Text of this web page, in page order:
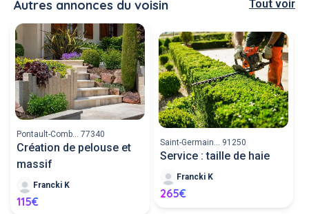
Autres annonces du voisin Tout voir
Pontault-Comb... 77340
Création de pelouse et
massif
Francki K
115€
Saint-Germain... 91250
Service : taille de haie
Francki K
265€